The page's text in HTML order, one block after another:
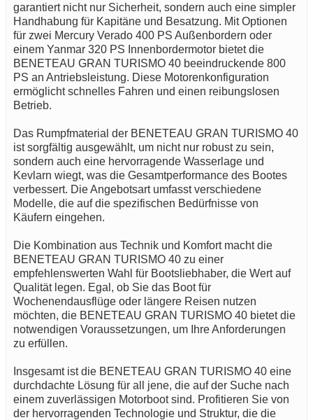
garantiert nicht nur Sicherheit, sondern auch eine simpler
Handhabung für Kapitäne und Besatzung. Mit Optionen
für zwei Mercury Verado 400 PS Außenbordern oder
einem Yanmar 320 PS Innenbordermotor bietet die
BENETEAU GRAN TURISMO 40 beeindruckende 800
PS an Antriebsleistung. Diese Motorenkonfiguration
ermöglicht schnelles Fahren und einen reibungslosen
Betrieb.
Das Rumpfmaterial der BENETEAU GRAN TURISMO 40
ist sorgfältig ausgewählt, um nicht nur robust zu sein,
sondern auch eine hervorragende Wasserlage und
Kevlarn wiegt, was die Gesamtperformance des Bootes
verbessert. Die Angebotsart umfasst verschiedene
Modelle, die auf die spezifischen Bedürfnisse von
Käufern eingehen.
Die Kombination aus Technik und Komfort macht die
BENETEAU GRAN TURISMO 40 zu einer
empfehlenswerten Wahl für Bootsliebhaber, die Wert auf
Qualität legen. Egal, ob Sie das Boot für
Wochenendausflüge oder längere Reisen nutzen
möchten, die BENETEAU GRAN TURISMO 40 bietet die
notwendigen Voraussetzungen, um Ihre Anforderungen
zu erfüllen.
Insgesamt ist die BENETEAU GRAN TURISMO 40 eine
durchdachte Lösung für all jene, die auf der Suche nach
einem zuverlässigen Motorboot sind. Profitieren Sie von
der hervorragenden Technologie und Struktur, die die